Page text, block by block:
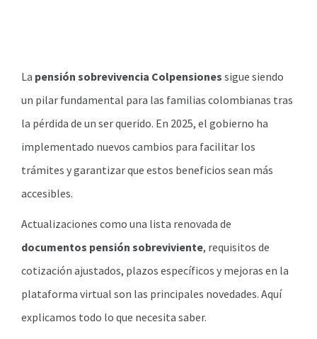
La pensión sobrevivencia Colpensiones sigue siendo
un pilar fundamental para las familias colombianas tras
la pérdida de un ser querido. En 2025, el gobierno ha
implementado nuevos cambios para facilitar los
trámites y garantizar que estos beneficios sean más
accesibles.
Actualizaciones como una lista renovada de
documentos pensión sobreviviente, requisitos de
cotización ajustados, plazos específicos y mejoras en la
plataforma virtual son las principales novedades. Aquí
explicamos todo lo que necesita saber.